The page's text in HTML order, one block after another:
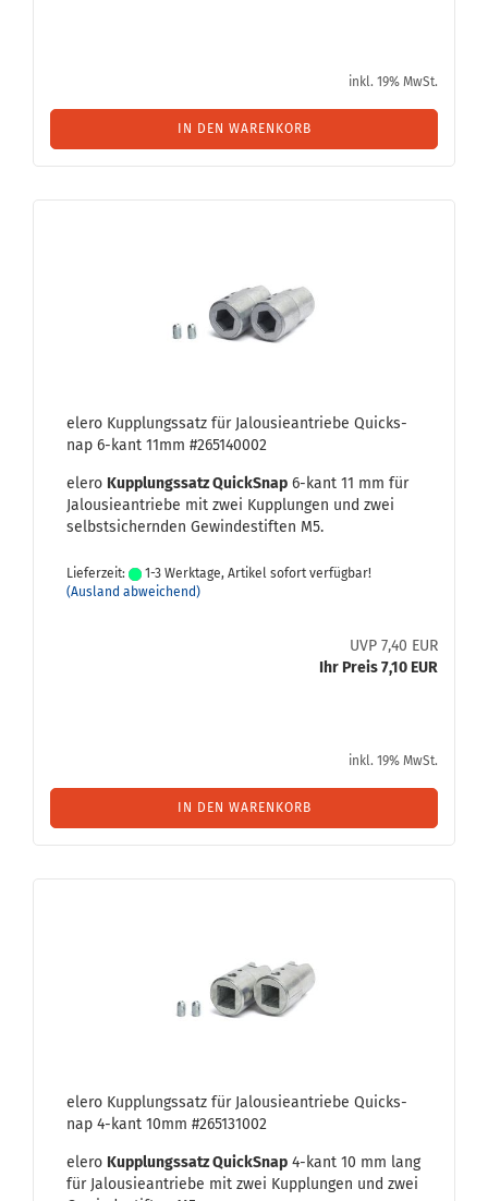
inkl. 19% MwSt.
IN DEN WARENKORB
elero Kupp­lungs­satz für Ja­lou­sie­an­trie­be Quicks­
nap 6-​kant 11mm #265140002
elero Kupp­lungs­satz QuickS­nap 6-​kant 11 mm für
Ja­lou­sie­an­trie­be mit zwei Kupp­lun­gen und zwei
selbst­si­chern­den Ge­win­de­stif­ten M5.
Lieferzeit:
1-3 Werktage, Artikel sofort verfügbar!
(Ausland abweichend)
UVP 7,40 EUR
Ihr Preis 7,10 EUR
inkl. 19% MwSt.
IN DEN WARENKORB
elero Kupp­lungs­satz für Ja­lou­sie­an­trie­be Quicks­
nap 4-​kant 10mm #265131002
elero Kupp­lungs­satz QuickS­nap 4-​kant 10 mm lang
für Ja­lou­sie­an­trie­be mit zwei Kupp­lun­gen und zwei